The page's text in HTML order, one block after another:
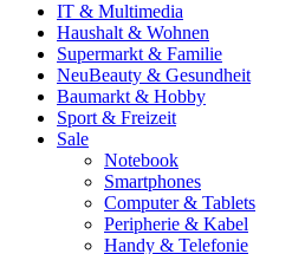
IT & Multimedia
Haushalt & Wohnen
Supermarkt & Familie
NeuBeauty & Gesundheit
Baumarkt & Hobby
Sport & Freizeit
Sale
Notebook
Smartphones
Computer & Tablets
Peripherie & Kabel
Handy & Telefonie